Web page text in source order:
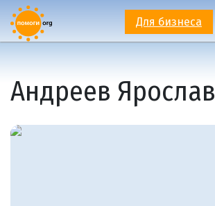
Для бизнеса
Андреев Ярослав